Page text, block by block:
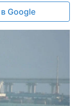
Google